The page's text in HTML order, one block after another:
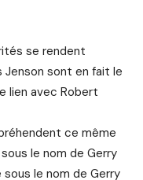
se rendent
sont en fait le
lien avec Robert
ce même
le nom de Gerry
le nom de Gerry